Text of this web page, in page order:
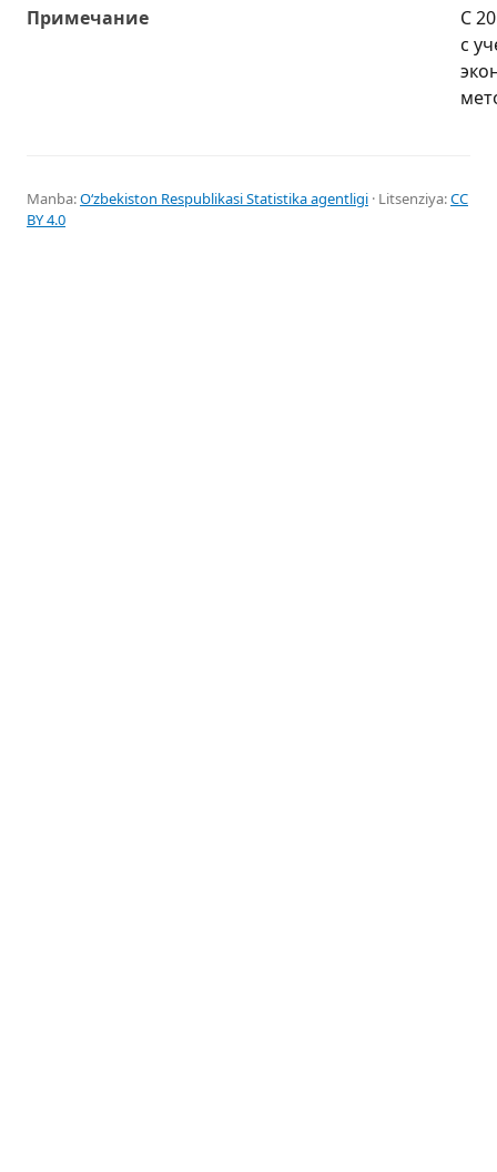
Примечание
С
с
Manba:Oʻzbekiston Respublikasi Statistika agentligi · Litsenziya:CC
BY 4.0